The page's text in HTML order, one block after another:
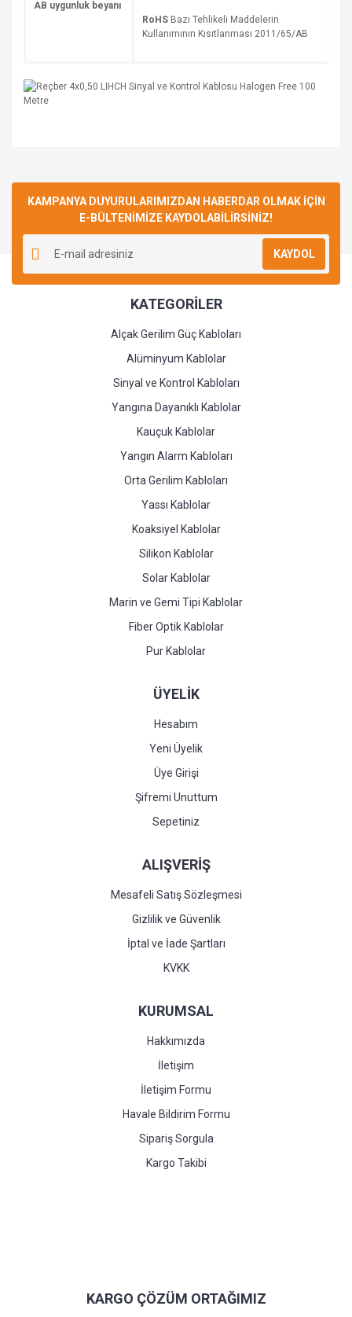
AB uygunluk beyanı
RoHS Bazı Tehlikeli Maddelerin
Kullanımının Kısıtlanması 2011/65/AB
KAMPANYA DUYURULARIMIZDAN HABERDAR OLMAK İÇİN
E-BÜLTENİMİZE KAYDOLABİLİRSİNİZ!
KAYDOL
KATEGORİLER
Alçak Gerilim Güç Kabloları
Alüminyum Kablolar
Sinyal ve Kontrol Kabloları
Yangına Dayanıklı Kablolar
Kauçuk Kablolar
Yangın Alarm Kabloları
Orta Gerilim Kabloları
Yassı Kablolar
Koaksiyel Kablolar
Silikon Kablolar
Solar Kablolar
Marin ve Gemi Tipi Kablolar
Fiber Optik Kablolar
Pur Kablolar
ÜYELİK
Hesabım
Yeni Üyelik
Üye Girişi
Şifremi Unuttum
Sepetiniz
ALIŞVERİŞ
Mesafeli Satış Sözleşmesi
Gizlilik ve Güvenlik
İptal ve İade Şartları
KVKK
KURUMSAL
Hakkımızda
İletişim
İletişim Formu
Havale Bildirim Formu
Sipariş Sorgula
Kargo Takibi
KARGO ÇÖZÜM ORTAĞIMIZ